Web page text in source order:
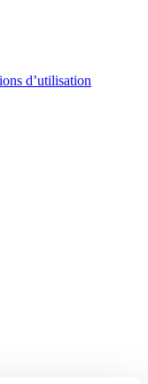
d’utilisation